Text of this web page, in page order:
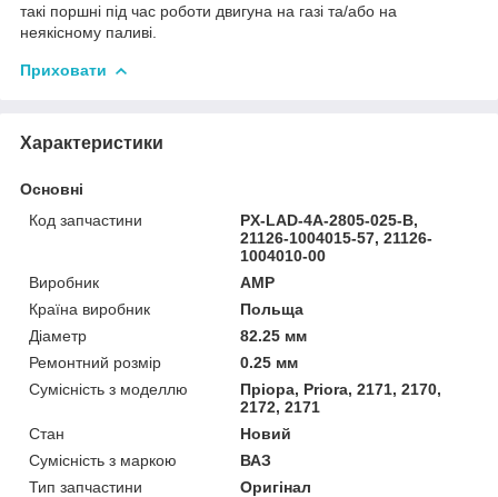
такі поршні під час роботи двигуна на газі та/або на
неякісному паливі.
Приховати
Характеристики
Основні
Код запчастини
PX-LAD-4A-2805-025-B,
21126-1004015-57, 21126-
1004010-00
Виробник
AMP
Країна виробник
Польща
Діаметр
82.25 мм
Ремонтний розмір
0.25 мм
Сумісність з моделлю
Пріора, Priora, 2171, 2170,
2172, 2171
Стан
Новий
Сумісність з маркою
ВАЗ
Тип запчастини
Оригінал